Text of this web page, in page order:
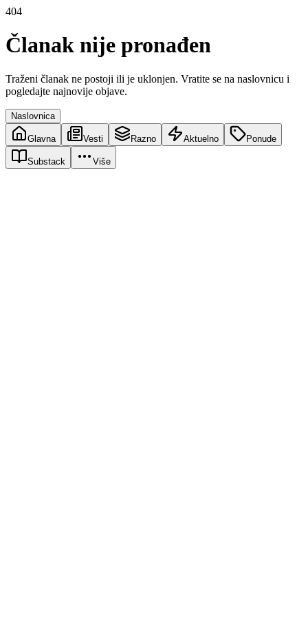
404
Članak nije pronađen
Traženi članak ne postoji ili je uklonjen. Vratite se na naslovnicu i
pogledajte najnovije objave.
Naslovnica
Glavna Vesti Razno Aktuelno Ponude
Substack Više